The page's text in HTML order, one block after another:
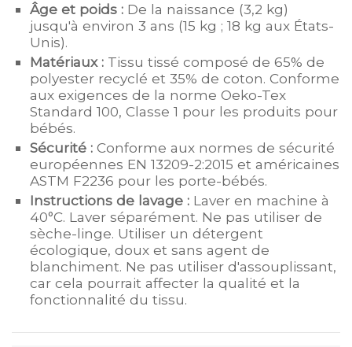
Âge et poids : De la naissance (3,2 kg)
jusqu'à environ 3 ans (15 kg ; 18 kg aux États-
Unis).
Matériaux : Tissu tissé composé de 65% de
polyester recyclé et 35% de coton. Conforme
aux exigences de la norme Oeko-Tex
Standard 100, Classe 1 pour les produits pour
bébés.
Sécurité : Conforme aux normes de sécurité
européennes EN 13209-2:2015 et américaines
ASTM F2236 pour les porte-bébés.
Instructions de lavage : Laver en machine à
40°C. Laver séparément. Ne pas utiliser de
sèche-linge. Utiliser un détergent
écologique, doux et sans agent de
blanchiment. Ne pas utiliser d'assouplissant,
car cela pourrait affecter la qualité et la
fonctionnalité du tissu.